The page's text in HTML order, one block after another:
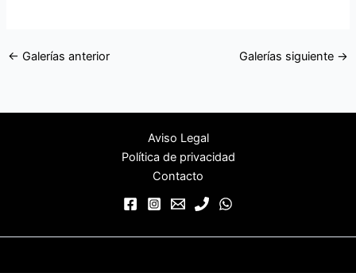
← Galerías anterior Galerías siguiente →
Aviso Legal
Política de privacidad
Contacto